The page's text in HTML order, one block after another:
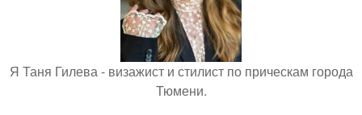
Я Таня Гилева - визажист и стилист по прическам города
Тюмени.